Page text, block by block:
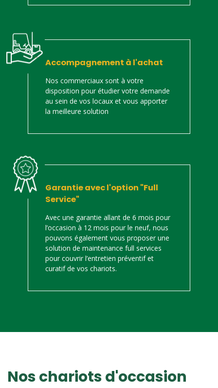
Accompagnement à l'achat
Nos commerciaux sont à votre
disposition pour étudier votre demande
au sein de vos locaux et vous apporter
la meilleure solution
Garantie avec l'option "Full
Service"
Avec une garantie allant de 6 mois pour
l’occasion à 12 mois pour le neuf, nous
pouvons également vous proposer une
solution de maintenance full services
pour couvrir l’entretien préventif et
curatif de vos chariots.
Nos chariots d'occasion